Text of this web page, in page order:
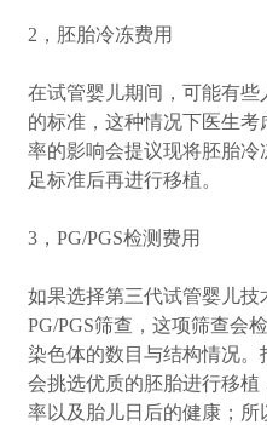
2，胚胎冷冻费用
在试管婴儿期间，可能有
的标准，这种情况下医生
率的影响会提议现将胚胎
足标准后再进行移植。
3，PG/PGS检测费用
如果选择第三代试管婴儿
PG/PGS筛查，这项筛查会
染色体的数目与结构情况
会挑选优质的胚胎进行移
率以及胎儿日后的健康；所